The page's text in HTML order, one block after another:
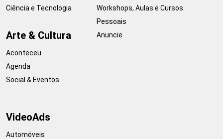
Ciência e Tecnologia
Arte & Cultura
Aconteceu
Agenda
Social & Eventos
Workshops, Aulas e Cursos
Pessoais
Anuncie
VideoAds
Automóveis